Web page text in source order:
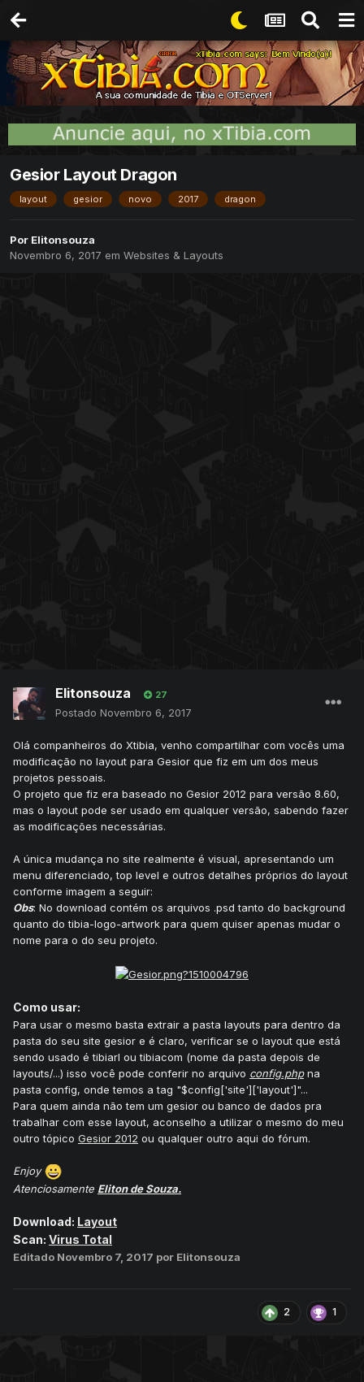
Gesior Layout Dragon
layout gesior novo 2017 dragon
Por Elitonsouza
Novembro 6, 2017 em Websites & Layouts
Elitonsouza 27
Postado Novembro 6, 2017
Olá companheiros do Xtibia, venho compartilhar com vocês uma
modificação no layout para Gesior que fiz em um dos meus
projetos pessoais.
O projeto que fiz era baseado no Gesior 2012 para versão 8.60,
mas o layout pode ser usado em qualquer versão, sabendo fazer
as modificações necessárias.
A única mudança no site realmente é visual, apresentando um
menu diferenciado, top level e outros detalhes próprios do layout
conforme imagem a seguir:
Obs: No download contém os arquivos .psd tanto do background
quanto do tibia-logo-artwork para quem quiser apenas mudar o
nome para o do seu projeto.
Como usar:
Para usar o mesmo basta extrair a pasta layouts para dentro da
pasta do seu site gesior e é claro, verificar se o layout que está
sendo usado é tibiarl ou tibiacom (nome da pasta depois de
layouts/...) isso você pode conferir no arquivo config.phpna
pasta config, onde temos a tag "$config['site']['layout']"...
Para quem ainda não tem um gesior ou banco de dados pra
trabalhar com esse layout, aconselho a utilizar o mesmo do meu
outro tópico Gesior 2012 ou qualquer outro aqui do fórum.
Enjoy
Atenciosamente Eliton de Souza.
Download: Layout
Scan: Virus Total
Editado Novembro 7, 2017 por Elitonsouza
2 1